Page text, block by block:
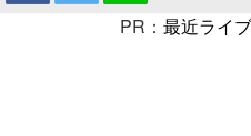
PR： 最近ライ